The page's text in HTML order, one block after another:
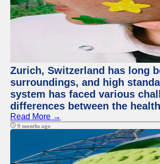
Zurich, Switzerland has long
surroundings, and high
system has faced various
differences between the
Read More →
9 months ago